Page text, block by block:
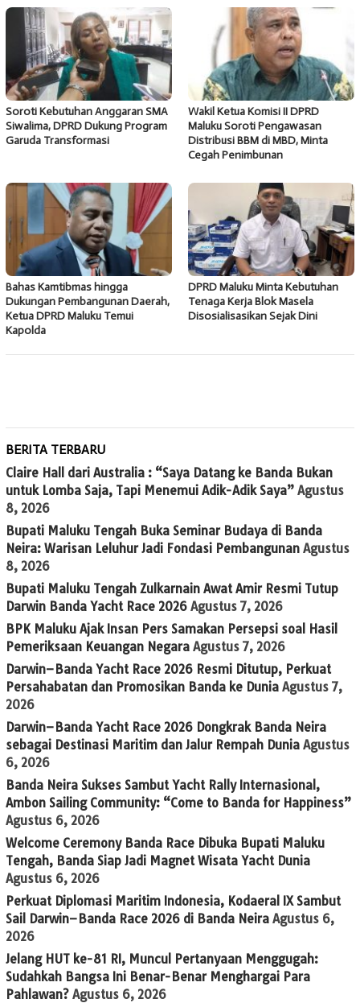
Soroti Kebutuhan Anggaran SMA
Siwalima, DPRD Dukung Program
Garuda Transformasi ‎
Wakil Ketua Komisi II DPRD
Maluku Soroti Pengawasan
Distribusi BBM di MBD, Minta
Cegah Penimbunan ‎
Bahas Kamtibmas hingga
Dukungan Pembangunan Daerah,
Ketua DPRD Maluku Temui
Kapolda
DPRD Maluku Minta Kebutuhan
Tenaga Kerja Blok Masela
Disosialisasikan Sejak Dini ‎
BERITA TERBARU
Claire Hall dari Australia : “Saya Datang ke Banda Bukan
untuk Lomba Saja, Tapi Menemui Adik-Adik Saya” Agustus
8, 2026
Bupati Maluku Tengah Buka Seminar Budaya di Banda
Neira: Warisan Leluhur Jadi Fondasi Pembangunan Agustus
8, 2026
Bupati Maluku Tengah Zulkarnain Awat Amir Resmi Tutup
Darwin Banda Yacht Race 2026 Agustus 7, 2026
BPK Maluku Ajak Insan Pers Samakan Persepsi soal Hasil
Pemeriksaan Keuangan Negara Agustus 7, 2026
Darwin–Banda Yacht Race 2026 Resmi Ditutup, Perkuat
Persahabatan dan Promosikan Banda ke Dunia Agustus 7,
2026
Darwin–Banda Yacht Race 2026 Dongkrak Banda Neira
sebagai Destinasi Maritim dan Jalur Rempah Dunia Agustus
6, 2026
Banda Neira Sukses Sambut Yacht Rally Internasional,
Ambon Sailing Community: “Come to Banda for Happiness”
Agustus 6, 2026
Welcome Ceremony Banda Race Dibuka Bupati Maluku
Tengah, Banda Siap Jadi Magnet Wisata Yacht Dunia
Agustus 6, 2026
Perkuat Diplomasi Maritim Indonesia, Kodaeral IX Sambut
Sail Darwin–Banda Race 2026 di Banda Neira Agustus 6,
2026
Jelang HUT ke-81 RI, Muncul Pertanyaan Menggugah:
Sudahkah Bangsa Ini Benar-Benar Menghargai Para
Pahlawan? Agustus 6, 2026